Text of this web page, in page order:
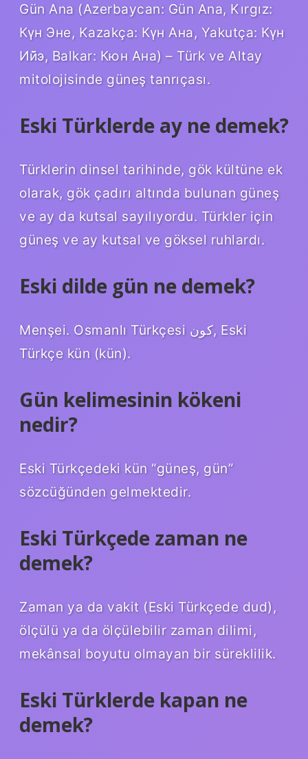
Gün Ana (Azerbaycan: Gün Ana, Kırgız:
Күн Эне, Kazakça: Күн Ана, Yakutça: Күн
Ий̃э, Balkar: Кюн Ана) – Türk ve Altay
mitolojisinde güneş tanrıçası.
Eski Türklerde ay ne demek?
Türklerin dinsel tarihinde, gök kültüne ek
olarak, gök çadırı altında bulunan güneş
ve ay da kutsal sayılıyordu. Türkler için
güneş ve ay kutsal ve göksel ruhlardı.
Eski dilde gün ne demek?
Menşei. Osmanlı Türkçesi كون‎, Eski
Türkçe kün‎ (kün).
Gün kelimesinin kökeni
nedir?
Eski Türkçedeki kün “güneş, gün”
sözcüğünden gelmektedir.
Eski Türkçede zaman ne
demek?
Zaman ya da vakit (Eski Türkçede dud),
ölçülü ya da ölçülebilir zaman dilimi,
mekânsal boyutu olmayan bir süreklilik.
Eski Türklerde kapan ne
demek?